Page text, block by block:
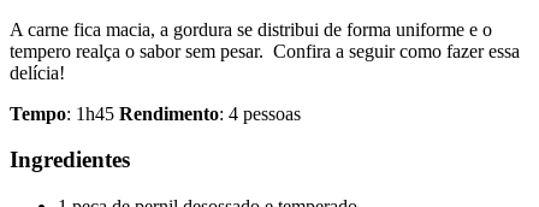
A carne fica macia, a gordura se distribui de forma uniforme e o
tempero realça o sabor sem pesar. Confira a seguir como fazer essa
delícia!
Tempo: 1h45 Rendimento: 4 pessoas
Ingredientes